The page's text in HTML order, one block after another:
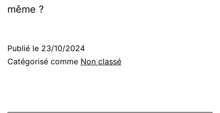
même ?
Publié le 23/10/2024
Catégorisé comme Non classé